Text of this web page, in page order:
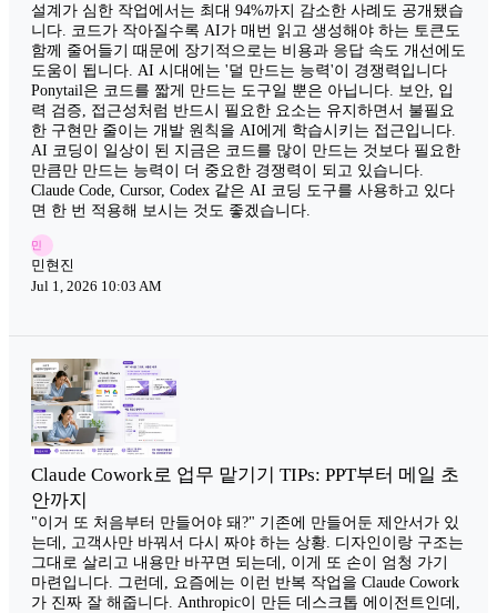
설계가 심한 작업에서는 최대 94%까지 감소한 사례도 공개됐습
니다. 코드가 작아질수록 AI가 매번 읽고 생성해야 하는 토큰도
함께 줄어들기 때문에 장기적으로는 비용과 응답 속도 개선에도
도움이 됩니다. AI 시대에는 '덜 만드는 능력'이 경쟁력입니다
Ponytail은 코드를 짧게 만드는 도구일 뿐은 아닙니다. 보안, 입
력 검증, 접근성처럼 반드시 필요한 요소는 유지하면서 불필요
한 구현만 줄이는 개발 원칙을 AI에게 학습시키는 접근입니다.
AI 코딩이 일상이 된 지금은 코드를 많이 만드는 것보다 필요한
만큼만 만드는 능력이 더 중요한 경쟁력이 되고 있습니다.
Claude Code, Cursor, Codex 같은 AI 코딩 도구를 사용하고 있다
면 한 번 적용해 보시는 것도 좋겠습니다.
민
민현진
Jul 1, 2026 10:03 AM
Claude Cowork로 업무 맡기기 TIPs: PPT부터 메일 초
안까지
"이거 또 처음부터 만들어야 돼?" 기존에 만들어둔 제안서가 있
는데, 고객사만 바꿔서 다시 짜야 하는 상황. 디자인이랑 구조는
그대로 살리고 내용만 바꾸면 되는데, 이게 또 손이 엄청 가기
마련입니다. 그런데, 요즘에는 이런 반복 작업을 Claude Cowork
가 진짜 잘 해줍니다. Anthropic이 만든 데스크톱 에이전트인데,